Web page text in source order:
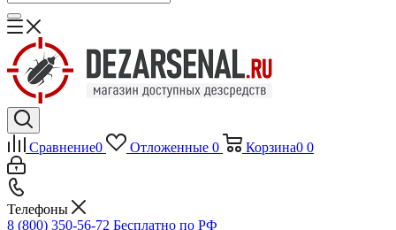
Сравнение0 Отложенные 0 Корзина0 0
Телефоны
8 (800) 350-56-72 Бесплатно по РФ